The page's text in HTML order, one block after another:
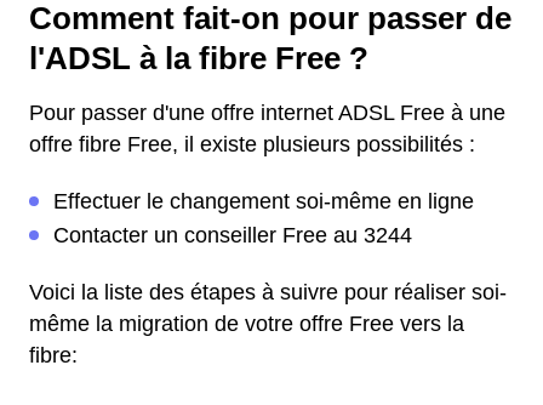
Comment fait-on pour passer de
l'ADSL à la fibre Free ?
Pour passer d'une offre internet ADSL Free à une
offre fibre Free, il existe plusieurs possibilités :
Effectuer le changement soi-même en ligne
Contacter un conseiller Free au 3244
Voici la liste des étapes à suivre pour réaliser soi-
même la migration de votre offre Free vers la
fibre: